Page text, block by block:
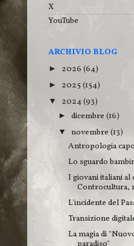
X
YouTube
ARCHIVIO BLOG
► 2026 (64)
► 2025 (154)
▼ 2024(93)
► dicembre (16)
▼ novembre (13)
Antropologia
Lo sguardo
I giovani italiani al
Controcultura,
L'incidente del
Transizione
La magia di